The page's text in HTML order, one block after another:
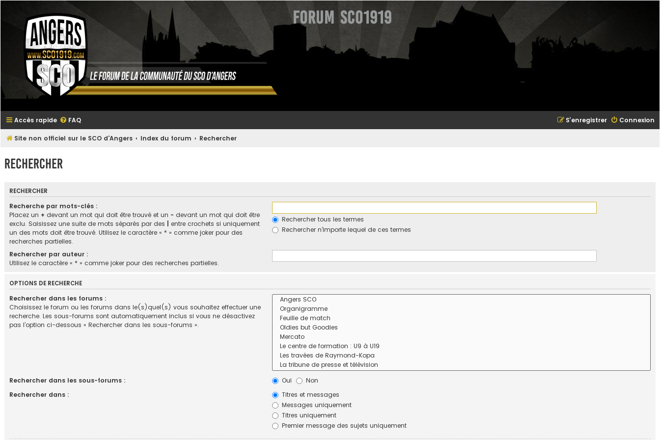
Forum SCO1919
Accès rapide FAQ Connexion
S’enregistrer
Site non officiel sur le SCO d'Angers Index du forum Rechercher
Rechercher
RECHERCHER
Recherche par mots-clés :
Placez un + devant un mot qui doit être trouvé et un - devant un mot qui doit être
exclu. Saisissez une suite de mots séparés par des
entre crochets si uniquement
un des mots doit être trouvé. Utilisez le caractère « * » comme joker pour des
recherches partielles.
Rechercher tous les termes
Rechercher n’importe lequel de ces termes
Rechercher par auteur :
Utilisez le caractère « * » comme joker pour des recherches partielles.
OPTIONS DE RECHERCHE
Rechercher dans les forums :
Choisissez le forum ou les forums dans le(s)quel(s) vous souhaitez effectuer une
recherche. Les sous-forums sont automatiquement inclus si vous ne désactivez
pas l’option ci-dessous « Rechercher dans les sous-forums ».
Rechercher dans les sous-forums : Oui
Non
Rechercher dans :
Titres et messages
Messages uniquement
Titres uniquement
Premier message des sujets uniquement